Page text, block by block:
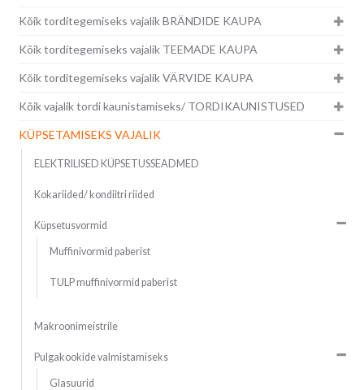
Kõik torditegemiseks vajalik BRÄNDIDE KAUPA
Kõik torditegemiseks vajalik TEEMADE KAUPA
Kõik torditegemiseks vajalik VÄRVIDE KAUPA
Kõik vajalik tordi kaunistamiseks/ TORDIKAUNISTUSED
KÜPSETAMISEKS VAJALIK
ELEKTRILISED KÜPSETUSSEADMED
Kokariided/ kondiitri riided
Küpsetusvormid
Muffinivormid paberist
TULP muffinivormid paberist
Makroonimeistrile
Pulgakookide valmistamiseks
Glasuurid